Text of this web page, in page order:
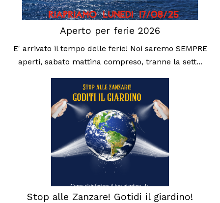
Aperto per ferie 2026
E' arrivato il tempo delle ferie! Noi saremo SEMPRE
aperti, sabato mattina compreso, tranne la sett...
Stop alle Zanzare! Gotidi il giardino!